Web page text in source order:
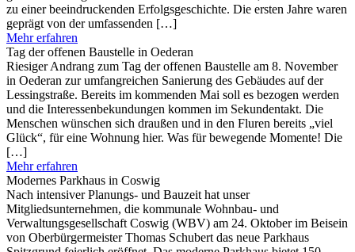
zu einer beeindruckenden Erfolgsgeschichte. Die ersten Jahre waren
geprägt von der umfassenden […]
Mehr erfahren
Tag der offenen Baustelle in Oederan
Riesiger Andrang zum Tag der offenen Baustelle am 8. November
in Oederan zur umfangreichen Sanierung des Gebäudes auf der
Lessingstraße. Bereits im kommenden Mai soll es bezogen werden
und die Interessenbekundungen kommen im Sekundentakt. Die
Menschen wünschen sich draußen und in den Fluren bereits „viel
Glück“, für eine Wohnung hier. Was für bewegende Momente! Die
[…]
Mehr erfahren
Modernes Parkhaus in Coswig
Nach intensiver Planungs- und Bauzeit hat unser
Mitgliedsunternehmen, die kommunale Wohnbau- und
Verwaltungsgesellschaft Coswig (WBV) am 24. Oktober im Beisein
von Oberbürgermeister Thomas Schubert das neue Parkhaus